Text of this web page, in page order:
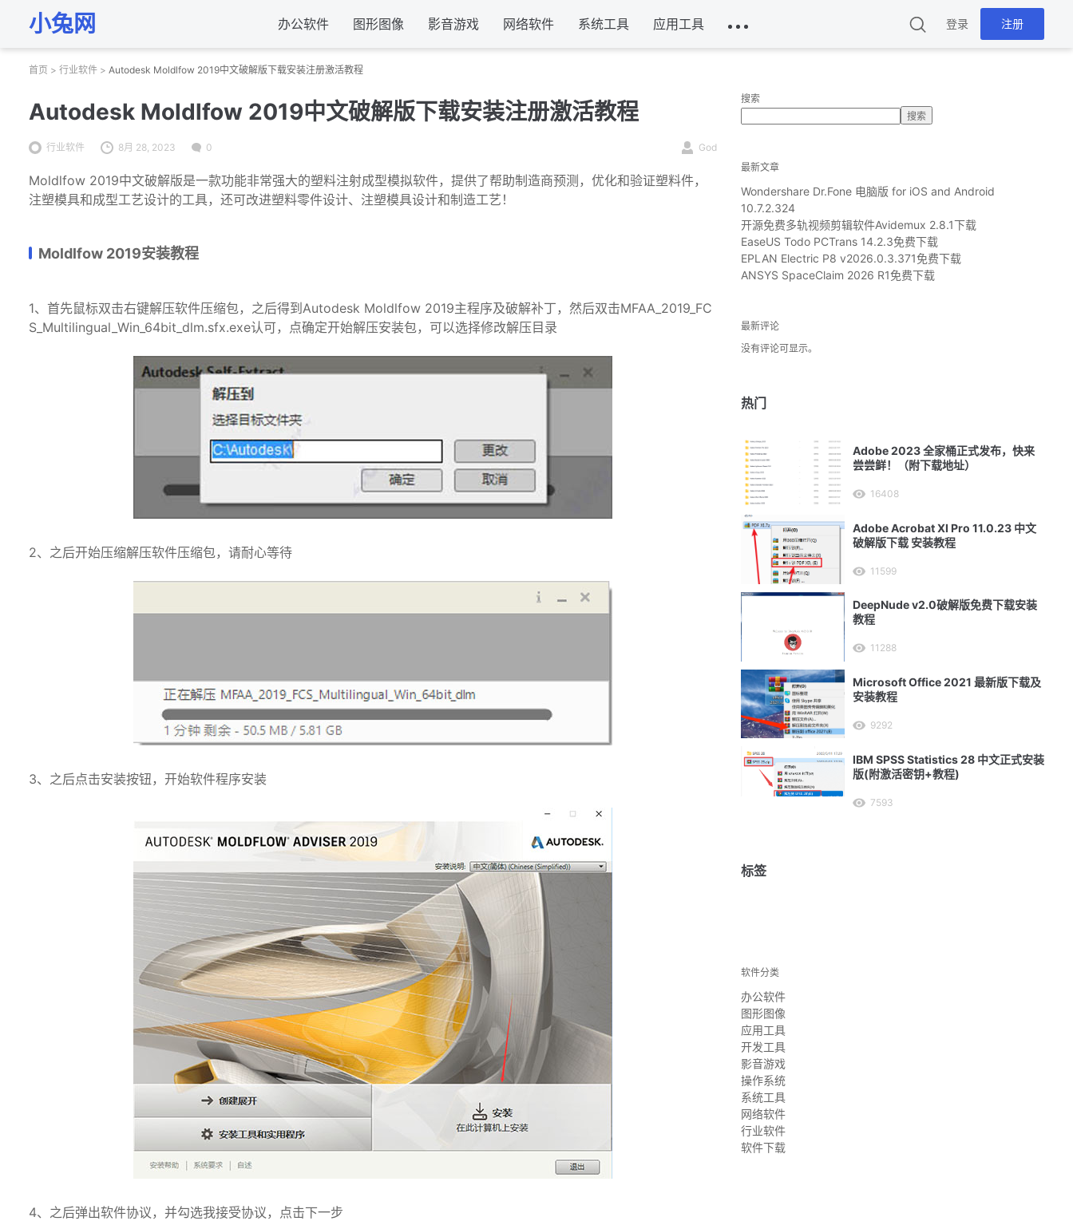
小兔网 办公软件 图形图像 影音游戏 网络软件 系统工具 应用工具 登录 注册
首页 > 行业软件 > Autodesk Moldlfow 2019中文破解版下载安装注册激活教程
Autodesk Moldlfow 2019中文破解版下载安装注册激活教程
行业软件 8月 28, 2023 0 God
Moldlfow 2019中文破解版是一款功能非常强大的塑料注射成型模拟软件，提供了帮助制造商预测，优化和验证塑料件，
注塑模具和成型工艺设计的工具，还可改进塑料零件设计、注塑模具设计和制造工艺！
Moldlfow 2019安装教程
1、首先鼠标双击右键解压软件压缩包，之后得到Autodesk Moldlfow 2019主程序及破解补丁，然后双击MFAA_2019_FC
S_Multilingual_Win_64bit_dlm.sfx.exe认可，点确定开始解压安装包，可以选择修改解压目录
2、之后开始压缩解压软件压缩包，请耐心等待
3、之后点击安装按钮，开始软件程序安装
4、之后弹出软件协议，并勾选我接受协议，点击下一步
搜索
搜索
最新文章
Wondershare Dr.Fone 电脑版 for iOS and Android
10.7.2.324
开源免费多轨视频剪辑软件Avidemux 2.8.1下载
EaseUS Todo PCTrans 14.2.3免费下载
EPLAN Electric P8 v2026.0.3.371免费下载
ANSYS SpaceClaim 2026 R1免费下载
最新评论
没有评论可显示。
热门
Adobe 2023 全家桶正式发布，快来
尝尝鲜！（附下载地址）
16408
Adobe Acrobat XI Pro 11.0.23 中文
破解版下载 安装教程
11599
DeepNude v2.0破解版免费下载安装
教程
11288
Microsoft Office 2021 最新版下载及
安装教程
9292
IBM SPSS Statistics 28 中文正式安装
版(附激活密钥+教程)
7593
标签
软件分类
办公软件
图形图像
应用工具
开发工具
影音游戏
操作系统
系统工具
网络软件
行业软件
软件下载